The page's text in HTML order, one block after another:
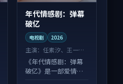
年代情感剧：弹幕
破亿
电视剧 2026
主演：任素汐、王一博
等
《年代情感剧：弹幕
破亿》是一部爱情向